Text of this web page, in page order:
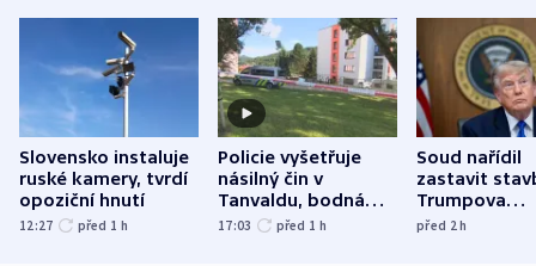
Slovensko instaluje
ruské kamery, tvrdí
opoziční hnutí
12:27 před 1 h
Policie vyšetřuje
násilný čin v
Tanvaldu, bodná
zranění při něm
17:03 před 1 h
Soud nařídil
zastavit
Trumpova
tanečního
před 2h